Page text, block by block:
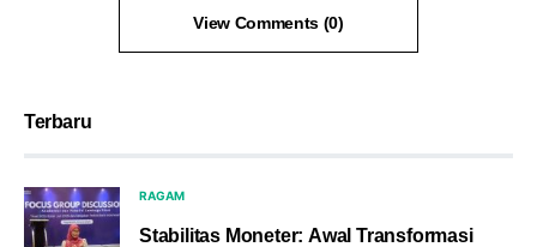
View Comments (0)
Terbaru
RAGAM
Stabilitas Moneter: Awal Transformasi